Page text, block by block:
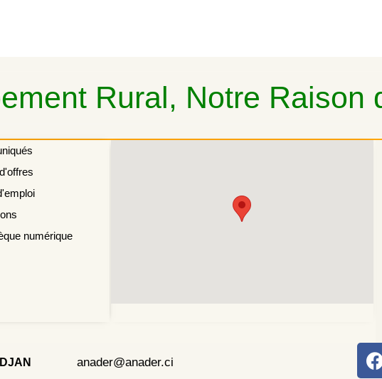
Rural, Notre Raison
numérique
anader@anader.ci
2022 - Company - All rights reserved. Powered by WordPress.